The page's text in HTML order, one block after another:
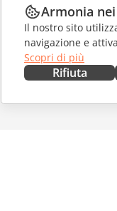
Armonia
Il nostro sito
navigazione e
Scopri di più
Rifiuta